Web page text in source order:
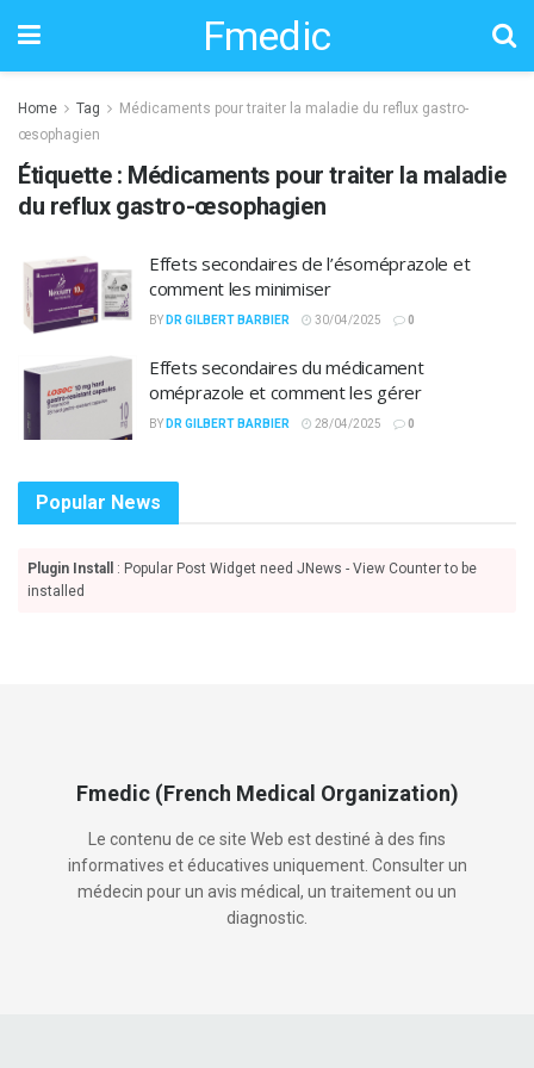
Fmedic
Home Tag
Médicaments pour traiter la maladie du reflux gastro-
œsophagien
Étiquette : Médicaments pour traiter la maladie
du reflux gastro-œsophagien
Effets secondaires de l’ésoméprazole et
comment les minimiser
BY DR GILBERT BARBIER 30/04/2025 0
Effets secondaires du médicament
oméprazole et comment les gérer
BY DR GILBERT BARBIER 28/04/2025 0
Popular News
Plugin Install
: Popular Post Widget need JNews - View Counter to be
installed
Fmedic (French Medical Organization)
Le contenu de ce site Web est destiné à des fins
informatives et éducatives uniquement. Consulter un
médecin pour un avis médical, un traitement ou un
diagnostic.